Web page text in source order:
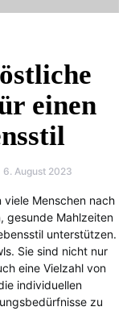
einen
6. August 2023
Menschen nach
gesunde Mahlzeiten
unterstützen.
Sie sind nicht nur
eine Vielzahl von
individuellen
zu